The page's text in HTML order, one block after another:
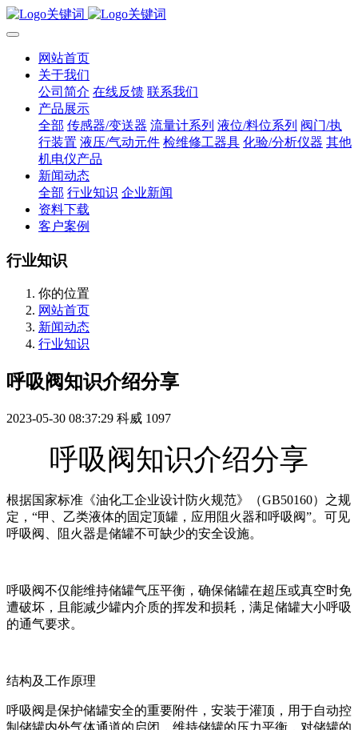
网站首页
关于我们
公司简介 在线反馈 联系我们
产品展示
全部 传感器/变送器 流量计系列 液位/料位系列 阀门/执
行装置 液压/气动元件 检维修工器具 化验/分析仪器 其他
机电仪产品
新闻动态
全部 行业知识 企业新闻
资料下载
客户案例
行业知识
你的位置
网站首页
新闻动态
行业知识
呼吸阀知识介绍分享
2023-05-30 08:37:29 科威 1097
呼吸阀知识介绍分享
根据国家标准《油化工企业设计防火规范》（GB50160）之规
定，“甲、乙类液体的固定顶罐，应用阻火器和呼吸阀”。可见
呼吸阀、阻火器是储罐不可缺少的安全设施。
呼吸阀不仅能维持储罐气压平衡，确保储罐在超压或真空时免
遭破坏，且能减少罐内介质的挥发和损耗，满足储罐大小呼吸
的通气要求。
结构及工作原理
呼吸阀是保护储罐安全的重要附件，安装于灌顶，用于自动控